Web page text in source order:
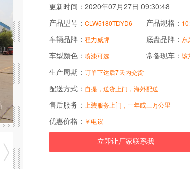
更新时间：2020年07月27日 09:30:48
产品型号： CLW5180TDYD6 产品规格：
车辆品牌： 程力威牌 底盘品牌： 东
车型颜色： 喷漆可选 常备现车： 该
生产周期： 订单下达后7天内交货
配送方式： 自提，送货上门，海外配送
售后服务： 上装服务上门，一年或三万公里
优惠价格： ￥电议